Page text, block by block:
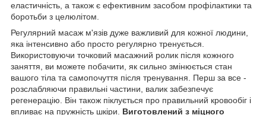
еластичність, а також є ефективним засобом профілактики та
боротьби з целюлітом.
Регулярний масаж м'язів дуже важливий для кожної людини,
яка інтенсивно або просто регулярно тренується.
Використовуючи точковий масажний ролик після кожного
заняття, ви можете побачити, як сильно змінюється стан
вашого тіла та самопочуття після тренування. Перш за все -
розслабляючи правильні частини, валик забезпечує
регенерацію. Він також піклується про правильний кровообіг і
впливає на пружність шкіри. Виготовлений з міцного